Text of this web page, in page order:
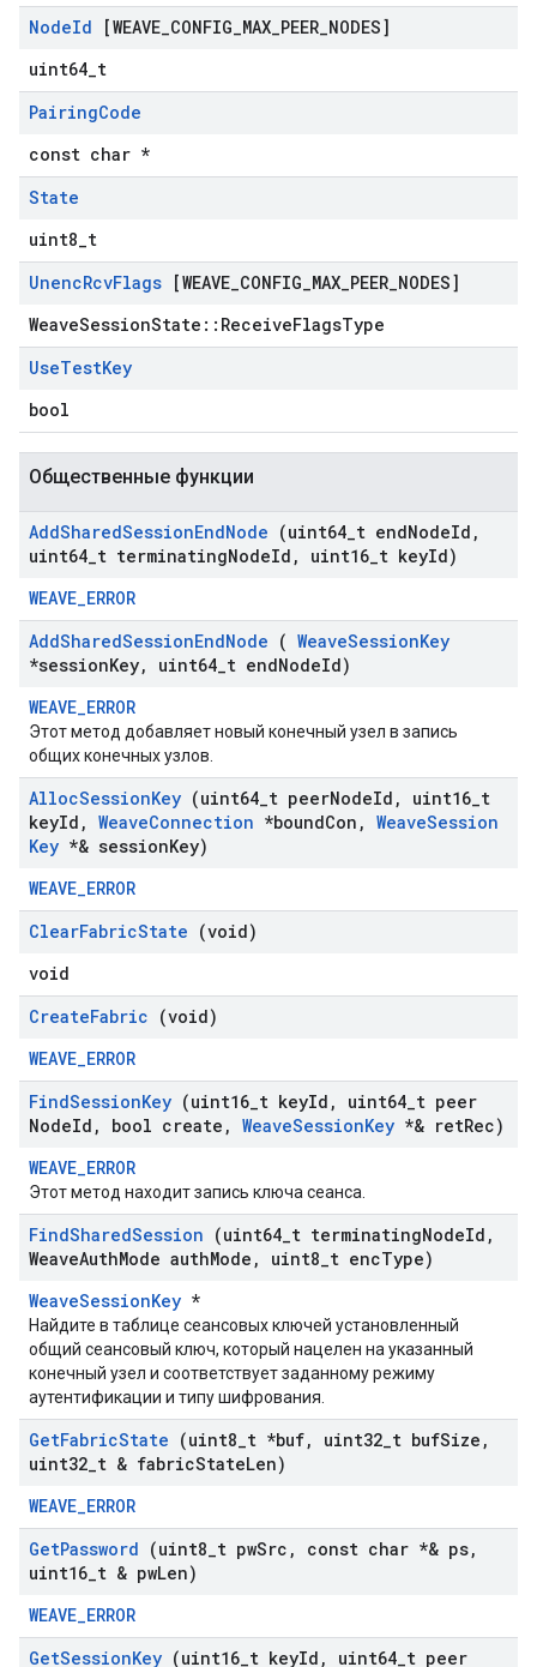
NodeId [WEAVE CONFIG MAX PEER NODES]
uint64_t
PairingCode
const char *
State
uint8_t
UnencRcvFlags [WEAVE CONFIG MAX PEER NODES]
WeaveSessionState::ReceiveFlagsType
UseTestKey
bool
Общественные функции
AddSharedSessionEndNode (uint64 t endNodeId ,
uint64 t terminatingNodeId , uint16 t keyId)
WEAVE_ERROR
AddSharedSessionEndNode ( WeaveSessionKey
*sessionKey, uint64 t endNodeId)
WEAVE_ERROR
Этот метод добавляет новый конечный узел в запись
общих конечных узлов.
AllocSessionKey (uint64 t peerNodeId , uint16 t
keyId , WeaveConnection *boundCon , WeaveSession
Key *& sessionKey)
WEAVE_ERROR
ClearFabricState (void)
void
CreateFabric (void)
WEAVE_ERROR
FindSessionKey (uint16 t keyId , uint64 t peer
NodeId , bool create , WeaveSessionKey *& retRec)
WEAVE_ERROR
Этот метод находит запись ключа сеанса.
FindSharedSession (uint64 t terminatingNodeId ,
WeaveAuthMode authMode , uint8 t encType)
WeaveSessionKey *
Найдите в таблице сеансовых ключей установленный
общий сеансовый ключ, который нацелен на указанный
конечный узел и соответствует заданному режиму
аутентификации и типу шифрования.
GetFabricState (uint8 t *buf, uint32 t bufSize ,
uint32 t & fabricStateLen)
WEAVE_ERROR
GetPassword (uint8 t pwSrc , const char *& ps,
uint16 t & pwLen)
WEAVE_ERROR
GetSessionKey (uint16 t keyId , uint64 t peer